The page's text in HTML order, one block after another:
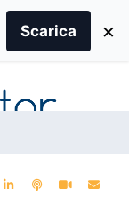
Scarica ×